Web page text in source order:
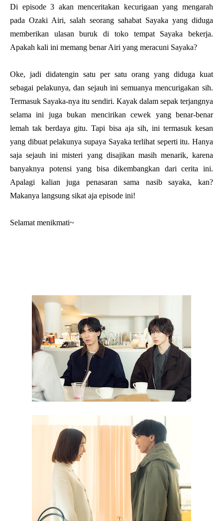
Di episode 3 akan menceritakan kecurigaan yang mengarah
pada Ozaki Airi, salah seorang sahabat Sayaka yang diduga
memberikan ulasan buruk di toko tempat Sayaka bekerja.
Apakah kali ini memang benar Airi yang meracuni Sayaka?
Oke, jadi didatengin satu per satu orang yang diduga kuat
sebagai pelakunya, dan sejauh ini semuanya mencurigakan sih.
Termasuk Sayaka-nya itu sendiri. Kayak dalam sepak terjangnya
selama ini juga bukan mencirikan cewek yang benar-benar
lemah tak berdaya gitu. Tapi bisa aja sih, ini termasuk kesan
yang dibuat pelakunya supaya Sayaka terlihat seperti itu. Hanya
saja sejauh ini misteri yang disajikan masih menarik, karena
banyaknya potensi yang bisa dikembangkan dari cerita ini.
Apalagi kalian juga penasaran sama nasib sayaka, kan?
Makanya langsung sikat aja episode ini!
Selamat menikmati~